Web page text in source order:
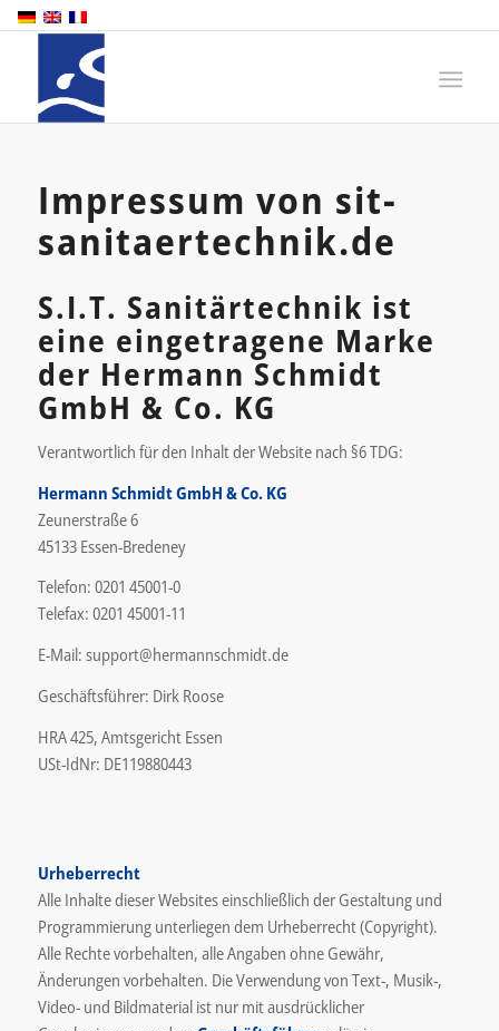
Impressum von sit-
sanitaertechnik.de
S.I.T. Sanitärtechnik ist
eine eingetragene Marke
der Hermann Schmidt
GmbH & Co. KG
Verantwortlich für den Inhalt der Website nach §6 TDG:
Hermann Schmidt GmbH & Co. KG
Zeunerstraße 6
45133 Essen-Bredeney
Telefon: 0201 45001-0
Telefax: 0201 45001-11
E-Mail: support@hermannschmidt.de
Geschäftsführer: Dirk Roose
HRA 425, Amtsgericht Essen
USt-IdNr: DE119880443
Urheberrecht
Alle Inhalte dieser Websites einschließlich der Gestaltung und
Programmierung unterliegen dem Urheberrecht (Copyright).
Alle Rechte vorbehalten, alle Angaben ohne Gewähr,
Änderungen vorbehalten. Die Verwendung von Text-, Musik-,
Video- und Bildmaterial ist nur mit ausdrücklicher